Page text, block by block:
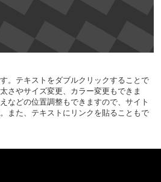
。テキストをダブルクリックすることで
さやサイズ変更、カラー変更もできま
などの位置調整もできますので、サイト
また、テキストにリンクを貼ることもで